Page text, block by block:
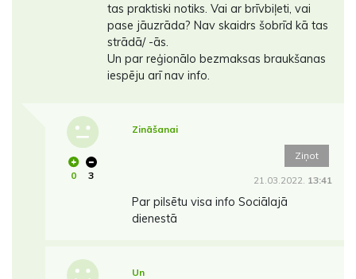
tas praktiski notiks. Vai ar brīvbiļeti, vai
pase jāuzrāda? Nav skaidrs šobrīd kā tas
strādā/ -ās.
Un par reģionālo bezmaksas braukšanas
iespēju arī nav info.
0 3
Zināšanai
Ziņot
21.03.2022. 13:41
Par pilsētu visa info Sociālajā
dienestā
Un